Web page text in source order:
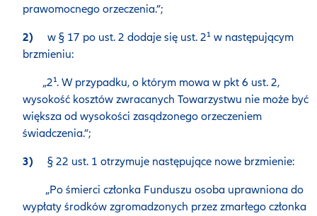
prawomocnego orzeczenia.”;
2) w § 17 po ust. 2 dodaje się ust. 2¹ w następującym
brzmieniu:
„2¹. W przypadku, o którym mowa w pkt 6 ust. 2,
wysokość kosztów zwracanych Towarzystwu nie może być
większa od wysokości zasądzonego orzeczeniem
świadczenia.”;
3) § 22 ust. 1 otrzymuje następujące nowe brzmienie:
„Po śmierci członka Funduszu osoba uprawniona do
wypłaty środków zgromadzonych przez zmarłego członka